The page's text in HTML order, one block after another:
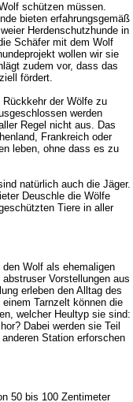
schützen müssen.
bieten erfahrungsgemäß
Herdenschutzhunde in
Schäfer mit dem Wolf
wollen wir sie
zudem vor, dass das
fördert.
der Wölfe zu
werden
Regel nicht aus. Das
Frankreich oder
leben, ohne dass es zu
natürlich auch die Jäger.
Deuschle die Wölfe
Tiere in aller
Wolf als ehemaligen
Vorstellungen aus
erleben den Alltag des
Tarnzelt können die
welcher Heultyp sie sind:
Dabei werden sie Teil
Station erforschen
50 bis 100 Zentimeter